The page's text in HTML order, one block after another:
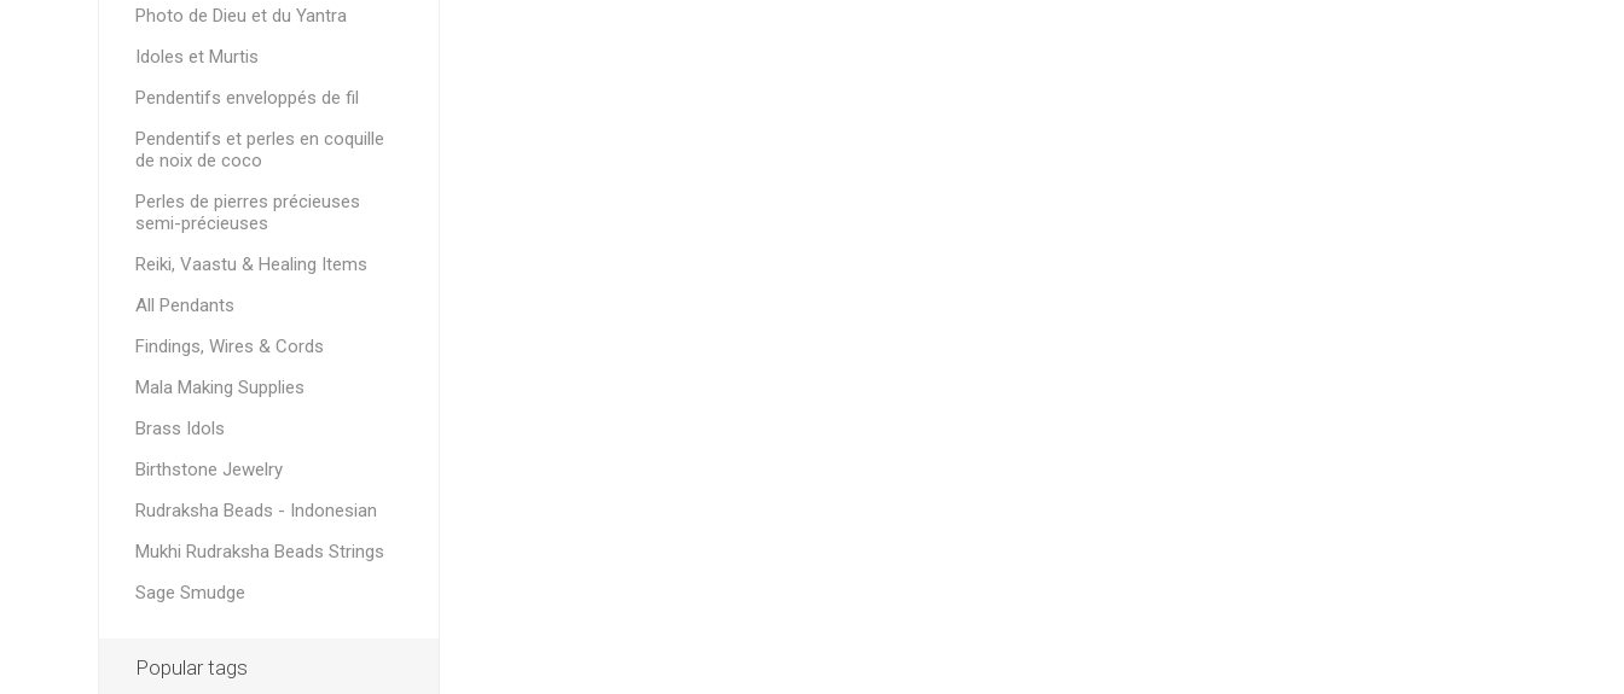
Photo de Dieu et du Yantra
Idoles et Murtis
Pendentifs enveloppés de fil
Pendentifs et perles en coquille
de noix de coco
Perles de pierres précieuses
semi-précieuses
Reiki, Vaastu & Healing Items
All Pendants
Findings, Wires & Cords
Mala Making Supplies
Brass Idols
Birthstone Jewelry
Rudraksha Beads - Indonesian
Mukhi Rudraksha Beads Strings
Sage Smudge
Popular tags